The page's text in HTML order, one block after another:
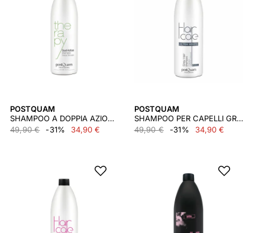
POSTQUAM
SHAMPOO A DOPPIA AZIONE 1000 ML.
49,90 €
-31% 34,90 €
POSTQUAM
SHAMPOO PER CAPELLI GRIGI 1000 ML.
49,90 €
-31% 34,90 €